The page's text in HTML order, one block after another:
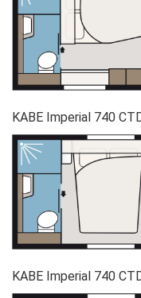
KABE Imperial 740
KABE Imperial 740